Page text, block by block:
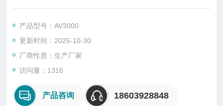
旋窑厂家的白生料、全黑或半黑生料、熟料、水泥中 CaO、 Fe
产品型号：AV3000
更新时间：2025-10-30
厂商性质：生产厂家
访问量：1316
产品咨询 18603928848